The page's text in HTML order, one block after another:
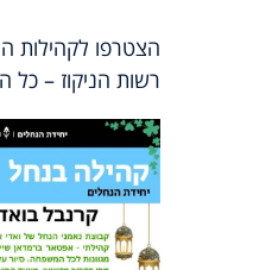
הצטרפו לקהילות
רשות הניקוז – כל